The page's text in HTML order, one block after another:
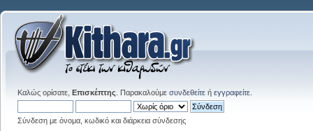
Καλώς ορίσατε, Επισκέπτης . Παρακαλούμε συνδεθείτε ή εγγραφείτε
Σύνδεση με όνομα, κωδικό και διάρκεια σύνδεσης